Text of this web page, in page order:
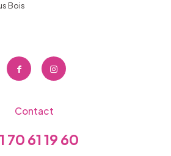
Bois
Contact
70 61 19 60